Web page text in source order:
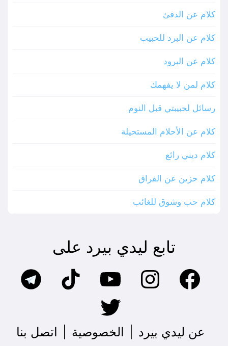
كلام عن الدفئ
كلام عن البرد للحبيب
كلام عن البرود
كلام لمن لا يفهمك
رسائل لحبيبتي قبل النوم
كلام عن الأحلام المستحيلة
كلام ديني رائع
كلام حزين عن الفراق
كلام حب وشوق للغائب
تابع ليدي بيرد على
عن ليدي بيرد الخصوصية اتصل بنا